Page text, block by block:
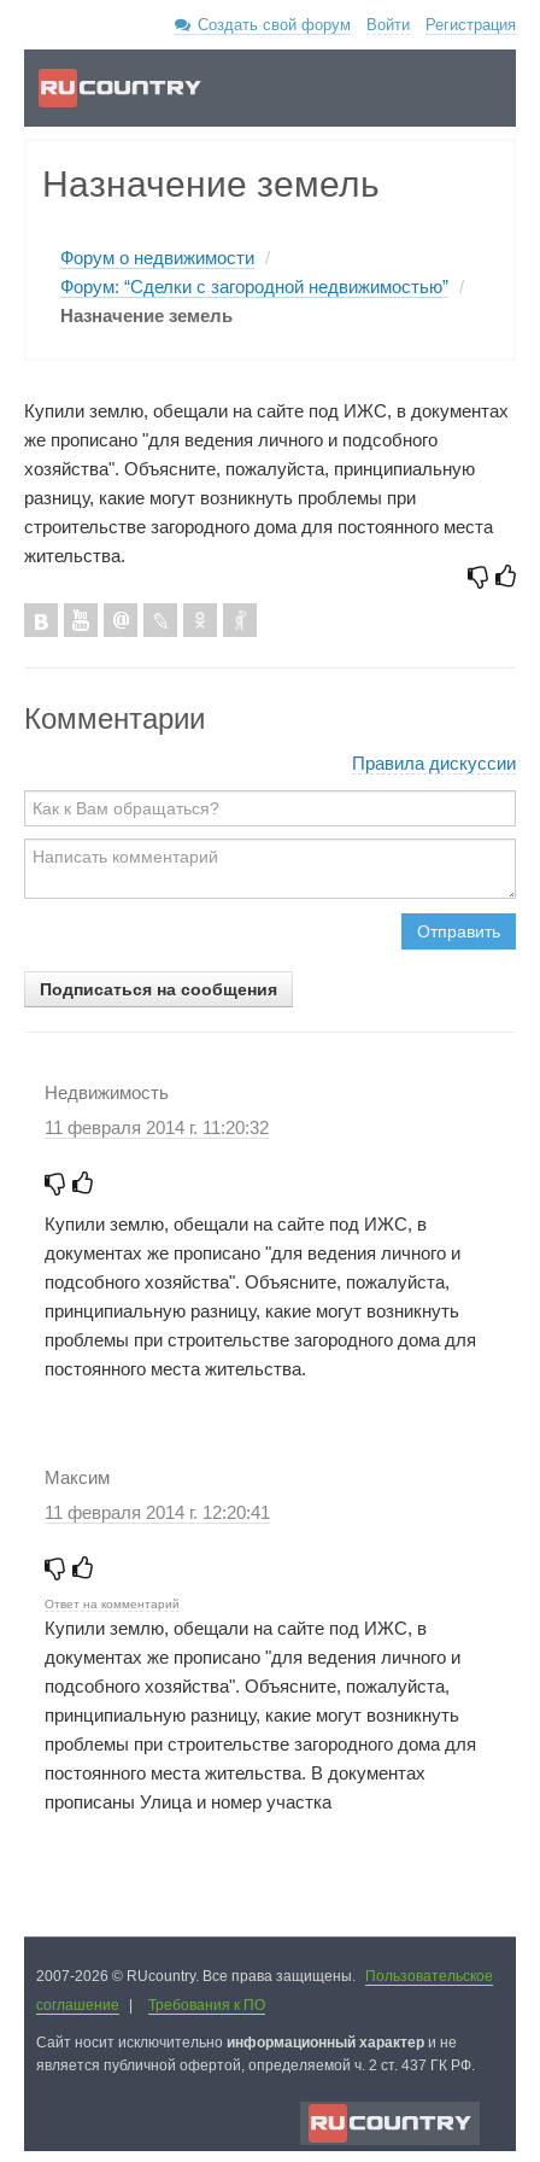
Создать свой форум Войти Регистрация
Назначение земель
Форум о недвижимости /
Форум: “Сделки с загородной недвижимостью” /
Назначение земель
Купили землю, обещали на сайте под ИЖС, в документах
же прописано "для ведения личного и подсобного
хозяйства". Объясните, пожалуйста, принципиальную
разницу, какие могут возникнуть проблемы при
строительстве загородного дома для постоянного места
жительства.
Комментарии
Правила дискуссии
Отправить
Подписаться на сообщения
Недвижимость
11 февраля 2014 г. 11:20:32
Купили землю, обещали на сайте под ИЖС, в
документах же прописано "для ведения личного и
подсобного хозяйства". Объясните, пожалуйста,
принципиальную разницу, какие могут возникнуть
проблемы при строительстве загородного дома для
постоянного места жительства.
Максим
11 февраля 2014 г. 12:20:41
Ответ на комментарий
Купили землю, обещали на сайте под ИЖС, в
документах же прописано "для ведения личного и
подсобного хозяйства". Объясните, пожалуйста,
принципиальную разницу, какие могут возникнуть
проблемы при строительстве загородного дома для
постоянного места жительства. В документах
прописаны Улица и номер участка
2007-2026 © RUcountry. Все права защищены.
Пользовательское
соглашение
Требования к ПО
Cайт носит исключительно информационный характер и не
является публичной офертой, определяемой ч. 2 ст. 437 ГК РФ.